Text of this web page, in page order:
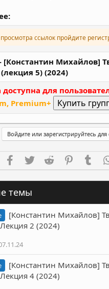
ссылок пройдите
[Константин Михайлов]
5) (2024)
для
Premium+
Войдите или зарегистрируйтесь для
FacebookTwitter Reddit Pinterest
темы
[Константин Михайлов]
2 (2024)
[Константин Михайлов]
4 (2024)